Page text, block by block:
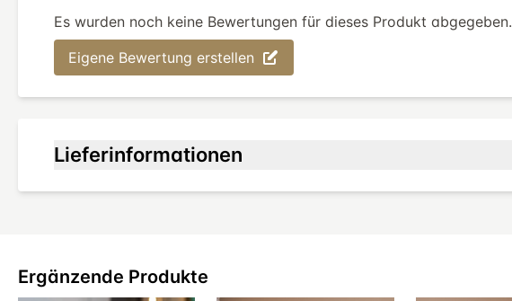
Es wurden noch keine Bewertungen für dieses Produkt abgegeben.
Eigene Bewertung erstellen
Lieferinformationen
Ergänzende Produkte